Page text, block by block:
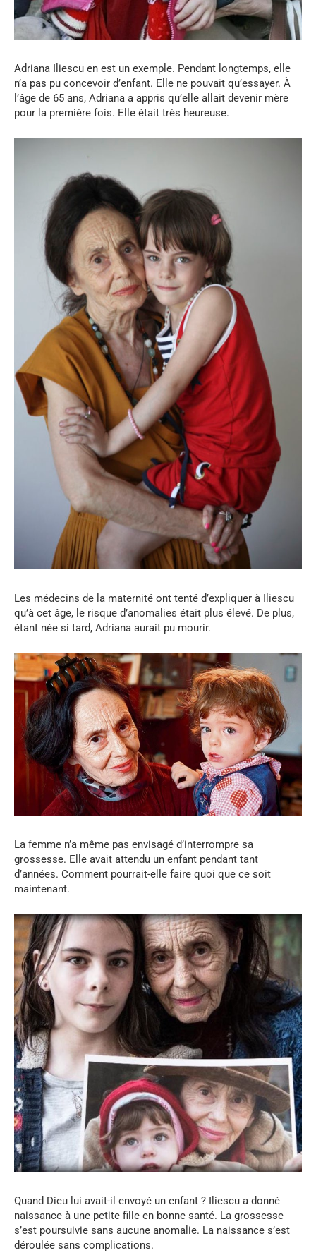
Adriana Iliescu en est un exemple. Pendant longtemps, elle
n’a pas pu concevoir d’enfant. Elle ne pouvait qu’essayer. À
l’âge de 65 ans, Adriana a appris qu’elle allait devenir mère
pour la première fois. Elle était très heureuse.
Les médecins de la maternité ont tenté d’expliquer à Iliescu
qu’à cet âge, le risque d’anomalies était plus élevé. De plus,
étant née si tard, Adriana aurait pu mourir.
La femme n’a même pas envisagé d’interrompre sa
grossesse. Elle avait attendu un enfant pendant tant
d’années. Comment pourrait-elle faire quoi que ce soit
maintenant.
Quand Dieu lui avait-il envoyé un enfant ? Iliescu a donné
naissance à une petite fille en bonne santé. La grossesse
s’est poursuivie sans aucune anomalie. La naissance s’est
déroulée sans complications.